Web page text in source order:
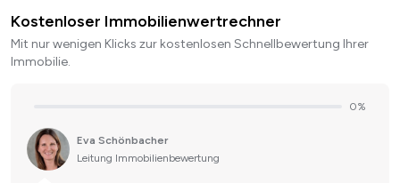
Kostenloser Immobilienwertrechner
Mit nur wenigen Klicks zur kostenlosen Schnellbewertung Ihrer
Immobilie.